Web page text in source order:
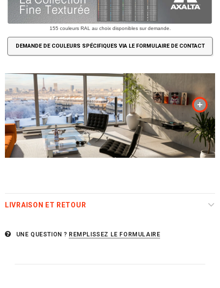
155 couleurs RAL au choix disponibles sur demande.
DEMANDE DE COULEURS SPÉCIFIQUES VIA LE FORMULAIRE DE CONTACT
LIVRAISON ET RETOUR
UNE QUESTION ? REMPLISSEZ LE FORMULAIRE